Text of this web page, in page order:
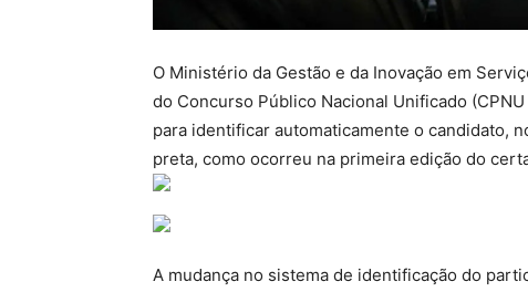
O Ministério da Gestão e da Inovação em
do Concurso Público Nacional Unificado
para identificar automaticamente o candidato,
preta, como ocorreu na primeira edição do
A mudança no sistema de identificação do